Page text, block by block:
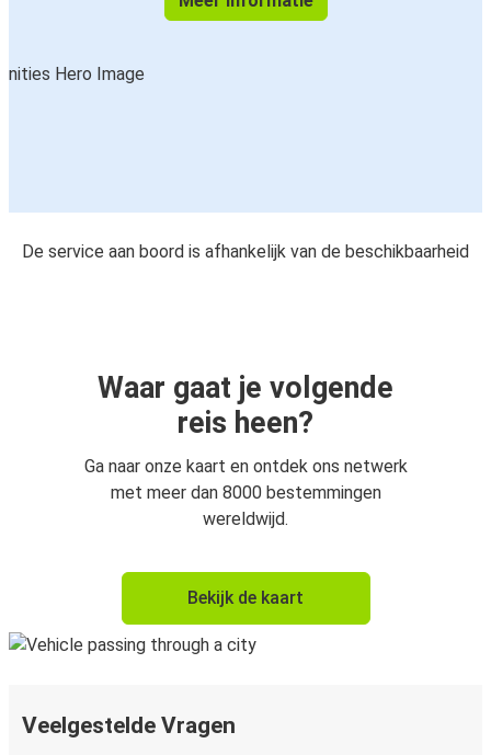
De service aan boord is afhankelijk van de beschikbaarheid
Waar gaat je volgende
reis heen?
Ga naar onze kaart en ontdek ons netwerk
met meer dan 8000 bestemmingen
wereldwijd.
Bekijk de kaart
Veelgestelde Vragen